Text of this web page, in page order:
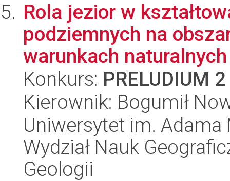
Rola jezior w
podziemnych na
warunkach
Konkurs: PRELUDIUM 2
Kierownik: Bogumił
Uniwersytet im.
Wydział Nauk
Geologii